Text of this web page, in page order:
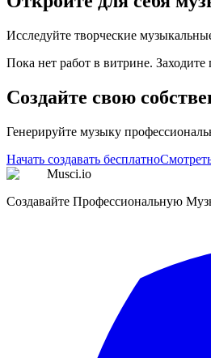
Исследуйте творческие
Пока нет работ в витрине. Заходите
Создайте свою
Генерируйте музыку
Начать создавать бесплатно
Musci.io
Создавайте Профессиональную